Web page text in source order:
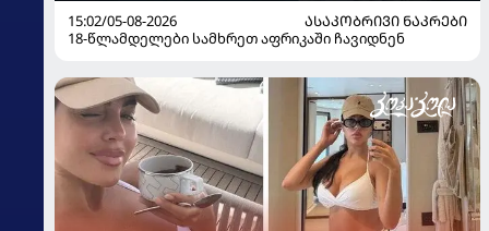
15:02/05-08-2026
ᲐᲡᲐᲙᲝᲑᲠᲘᲕᲘ ᲜᲐᲙᲠᲔᲑᲘ
18-წლამდელები სამხრეთ აფრიკაში ჩავიდნენ